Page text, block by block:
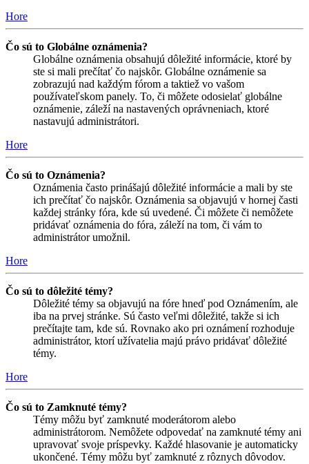
Hore
Čo sú to Globálne oznámenia?
Globálne oznámenia obsahujú dôležité informácie, ktoré by
ste si mali prečítať čo najskôr. Globálne oznámenie sa
zobrazujú nad každým fórom a taktiež vo vašom
používateľskom panely. To, či môžete odosielať globálne
oznámenie, záleží na nastavených oprávneniach, ktoré
nastavujú administrátori.
Hore
Čo sú to Oznámenia?
Oznámenia často prinášajú dôležité informácie a mali by ste
ich prečítať čo najskôr. Oznámenia sa objavujú v hornej časti
každej stránky fóra, kde sú uvedené. Či môžete či nemôžete
pridávať oznámenia do fóra, záleží na tom, či vám to
administrátor umožnil.
Hore
Čo sú to dôležité témy?
Dôležité témy sa objavujú na fóre hneď pod Oznámením, ale
iba na prvej stránke. Sú často veľmi dôležité, takže si ich
prečítajte tam, kde sú. Rovnako ako pri oznámení rozhoduje
administrátor, ktorí užívatelia majú právo pridávať dôležité
témy.
Hore
Čo sú to Zamknuté témy?
Témy môžu byť zamknuté moderátorom alebo
administrátorom. Nemôžete odpovedať na zamknuté témy ani
upravovať svoje príspevky. Každé hlasovanie je automaticky
ukončené. Témy môžu byť zamknuté z rôznych dôvodov.